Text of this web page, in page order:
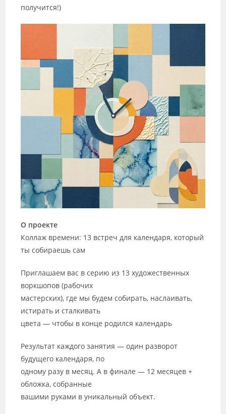
получится!)
О проекте
Коллаж времени: 13 встреч для календаря, который
ты собираешь сам
Приглашаем вас в серию из 13 художественных
воркшопов (рабочих
мастерских), где мы будем собирать, наслаивать,
истирать и сталкивать
цвета — чтобы в конце родился календарь
Результат каждого занятия — один разворот
будущего календаря, по
одному разу в месяц. А в финале — 12 месяцев +
обложка, собранные
вашими руками в уникальный объект.